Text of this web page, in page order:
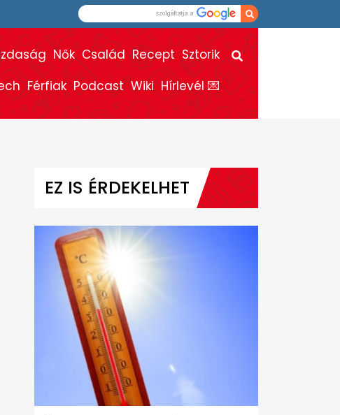
Nők Család Recept Sztorik
Férfiak Podcast Wiki Hírlevél 💌
EZ IS ÉRDEKELHET